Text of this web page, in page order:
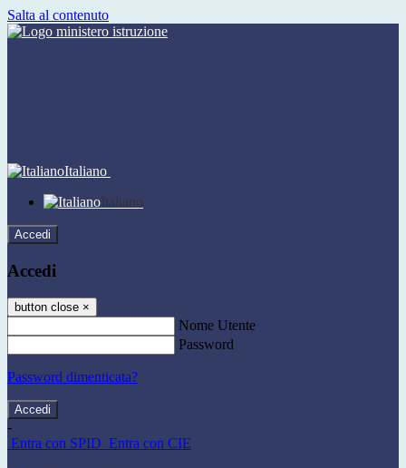
Salta al contenuto
Italiano
Italiano
Accedi
Accedi
button close ×
Nome Utente
Password
Password dimenticata?
-
Entra con SPID Entra con CIE